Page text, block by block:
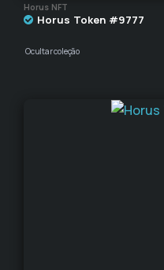
Horus NFT
Horus Token #9777
Ocultar coleção